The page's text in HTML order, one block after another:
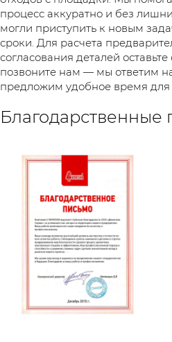
процесс аккуратно и без
могли приступить к новым
сроки. Для расчета
согласования деталей
позвоните нам — мы ответим
предложим удобное время для
Благодарственные